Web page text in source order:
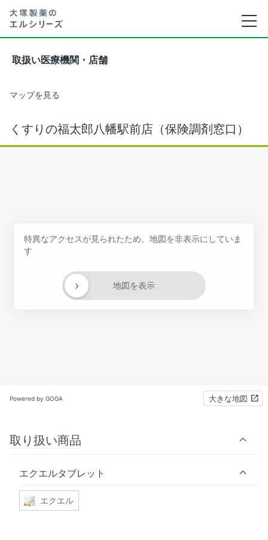
取扱い医療機関・店舗
マップを見る
くすりの福太郎八幡駅前店（保険調剤窓口）
特異なアクセスが見られたため、地図を非表示にしていま
す
地図を表示
›
Powered by GOGA 大きな地図
取り扱い商品
エクエルタブレット
エクエル